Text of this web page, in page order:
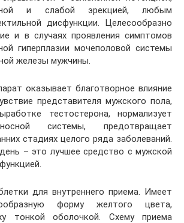
и слабой эрекцией, любым
дисфункции. Целесообразно
и в случаях проявления симптомов
гиперплазии мочеполовой системы
железы мужчины.
оказывает благотворное влияние
представителя мужского пола,
тестостерона, нормализует
системы, предотвращает
стадиях целого ряда заболеваний.
– это лучшее средство с мужской
для внутреннего приема. Имеет
форму желтого цвета,
тонкой оболочкой. Схему приема